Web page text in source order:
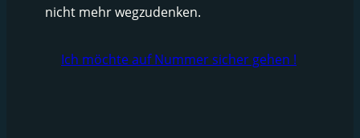
nicht mehr wegzudenken.
Ich möchte auf Nummer sicher gehen !